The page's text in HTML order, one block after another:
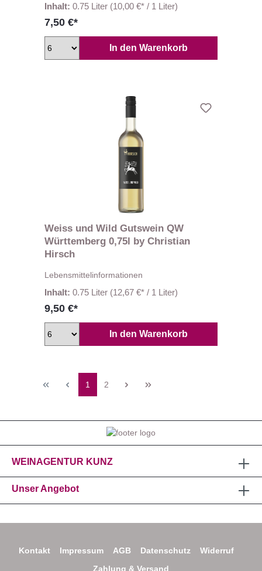
Inhalt: 0.75 Liter (10,00 €* / 1 Liter)
7,50 €*
In den Warenkorb
Weiss und Wild Gutswein QW
Württemberg 0,75l by Christian
Hirsch
Lebensmittelinformationen
Inhalt: 0.75 Liter (12,67 €* / 1 Liter)
9,50 €*
In den Warenkorb
1 2
WEINAGENTUR KUNZ
Unser Angebot
Kontakt Impressum AGB Datenschutz
Widerruf
Zahlung & Versand